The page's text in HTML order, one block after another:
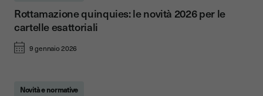
Rottamazione quinquies: le novità 2026 per le
cartelle esattoriali
9 gennaio 2026
Novità e normative